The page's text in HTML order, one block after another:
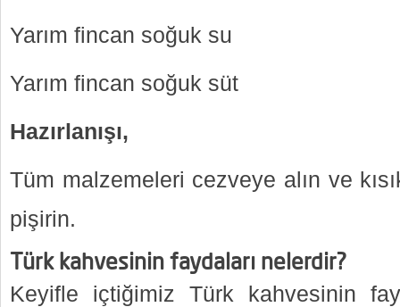
Yarım fincan soğuk su
Yarım fincan soğuk süt
Hazırlanışı,
Tüm malzemeleri cezveye alın ve
pişirin.
Türk kahvesinin faydaları nelerdir?
Keyifle içtiğimiz Türk kahvesinin